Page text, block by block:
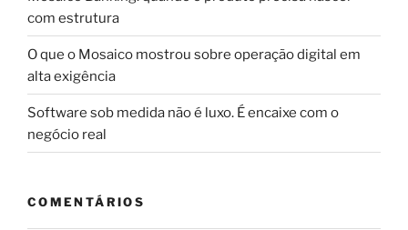
com estrutura
O que o Mosaico mostrou sobre operação digital em
alta exigência
Software sob medida não é luxo. É encaixe com o
negócio real
COMENTÁRIOS